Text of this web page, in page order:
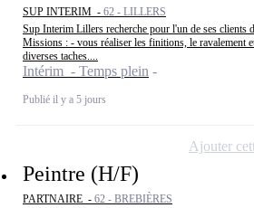
SUP INTERIM - 62 - LILLERS
Sup Interim Lillers recherche pour l'un de ses clients
Missions : - vous réaliser les finitions, le ravalement
diverses taches....
Intérim - Temps plein
Publié il y a 5 jours
Peintre (H/F)
PARTNAIRE - 62 - BREBIÈRES
Ajouter